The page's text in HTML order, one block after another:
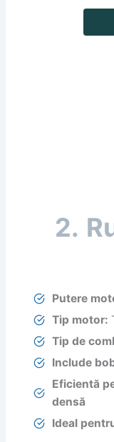
2.
Putere
Tip motor:
Tip de
Include
Eficientă
densă
Ideal